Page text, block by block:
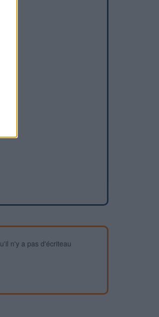
n'y a pas d'écriteau